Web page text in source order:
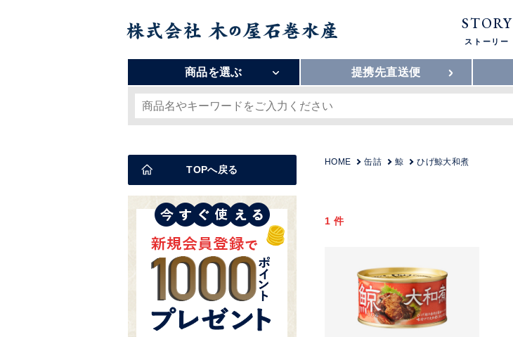
STORY
ストーリー
商品を選ぶ 提携先直送便
HOME 缶詰 鯨 ひげ鯨大和煮
1 件
TOPへ戻る